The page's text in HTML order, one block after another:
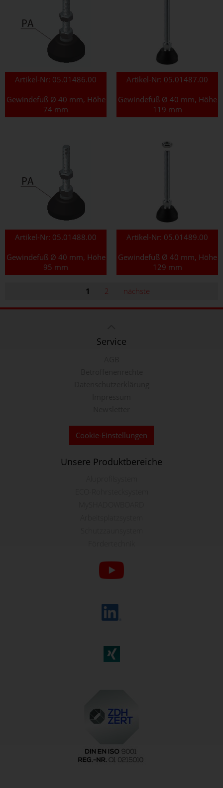
Artikel-Nr: 05.01486.00
Gewindefuß Ø 40 mm, Höhe
74 mm
Artikel-Nr: 05.01487.00
Gewindefuß Ø 40 mm, Höhe
119 mm
Artikel-Nr: 05.01488.00
Gewindefuß Ø 40 mm, Höhe
95 mm
Artikel-Nr: 05.01489.00
Gewindefuß Ø 40 mm, Höhe
129 mm
1 2 nächste
Service
Cookie-Einstellungen
Unsere Produktbereiche